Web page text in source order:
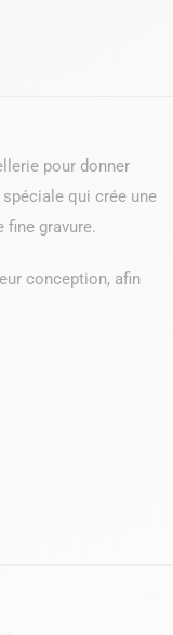
pour donner
qui crée une
fine gravure.
conception, afin